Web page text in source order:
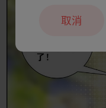
取消